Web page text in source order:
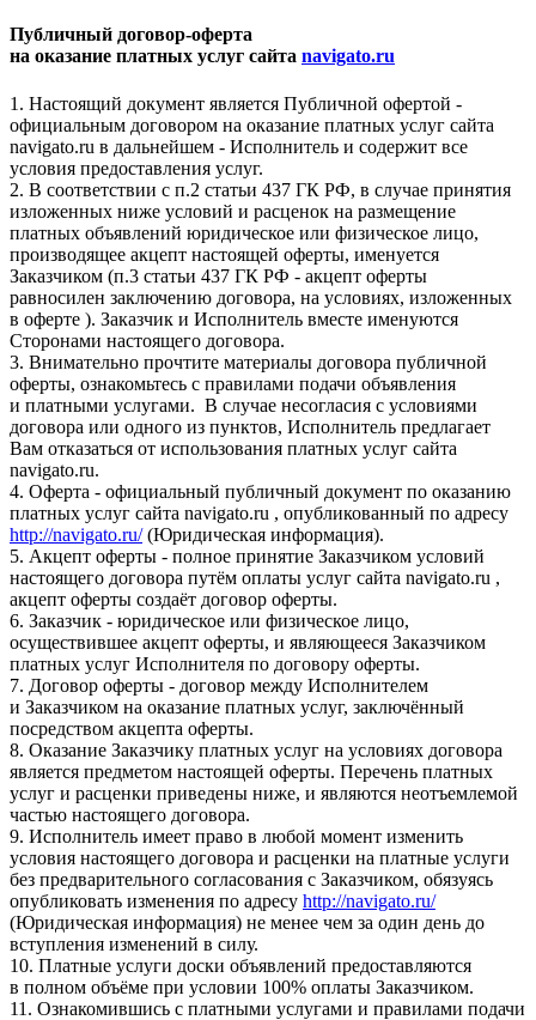
Публичный договор-оферта
на оказание платных услуг сайта navigato.ru
1. Настоящий документ является Публичной офертой -
официальным договором на оказание платных услуг сайта
navigato.ru в дальнейшем - Исполнитель и содержит все
условия предоставления услуг.
2. В соответствии с п.2 статьи 437 ГК РФ, в случае принятия
изложенных ниже условий и расценок на размещение
платных объявлений юридическое или физическое лицо,
производящее акцепт настоящей оферты, именуется
Заказчиком (п.3 статьи 437 ГК РФ - акцепт оферты
равносилен заключению договора, на условиях, изложенных
в оферте ). Заказчик и Исполнитель вместе именуются
Сторонами настоящего договора.
3. Внимательно прочтите материалы договора публичной
оферты, ознакомьтесь с правилами подачи объявления
и платными услугами. В случае несогласия с условиями
договора или одного из пунктов, Исполнитель предлагает
Вам отказаться от использования платных услуг сайта
navigato.ru.
4. Оферта - официальный публичный документ по оказанию
платных услуг сайта navigato.ru , опубликованный по адресу
http://navigato.ru/(Юридическая информация).
5. Акцепт оферты - полное принятие Заказчиком условий
настоящего договора путём оплаты услуг сайта navigato.ru ,
акцепт оферты создаёт договор оферты.
6. Заказчик - юридическое или физическое лицо,
осуществившее акцепт оферты, и являющееся Заказчиком
платных услуг Исполнителя по договору оферты.
7. Договор оферты - договор между Исполнителем
и Заказчиком на оказание платных услуг, заключённый
посредством акцепта оферты.
8. Оказание Заказчику платных услуг на условиях договора
является предметом настоящей оферты. Перечень платных
услуг и расценки приведены ниже, и являются неотъемлемой
частью настоящего договора.
9. Исполнитель имеет право в любой момент изменить
условия настоящего договора и расценки на платные услуги
без предварительного согласования с Заказчиком, обязуясь
опубликовать изменения по адресу http://navigato.ru/
(Юридическая информация) не менее чем за один день до
вступления изменений в силу.
10. Платные услуги доски объявлений предоставляются
в полном объёме при условии 100% оплаты Заказчиком.
11. Ознакомившись с платными услугами и правилами подачи